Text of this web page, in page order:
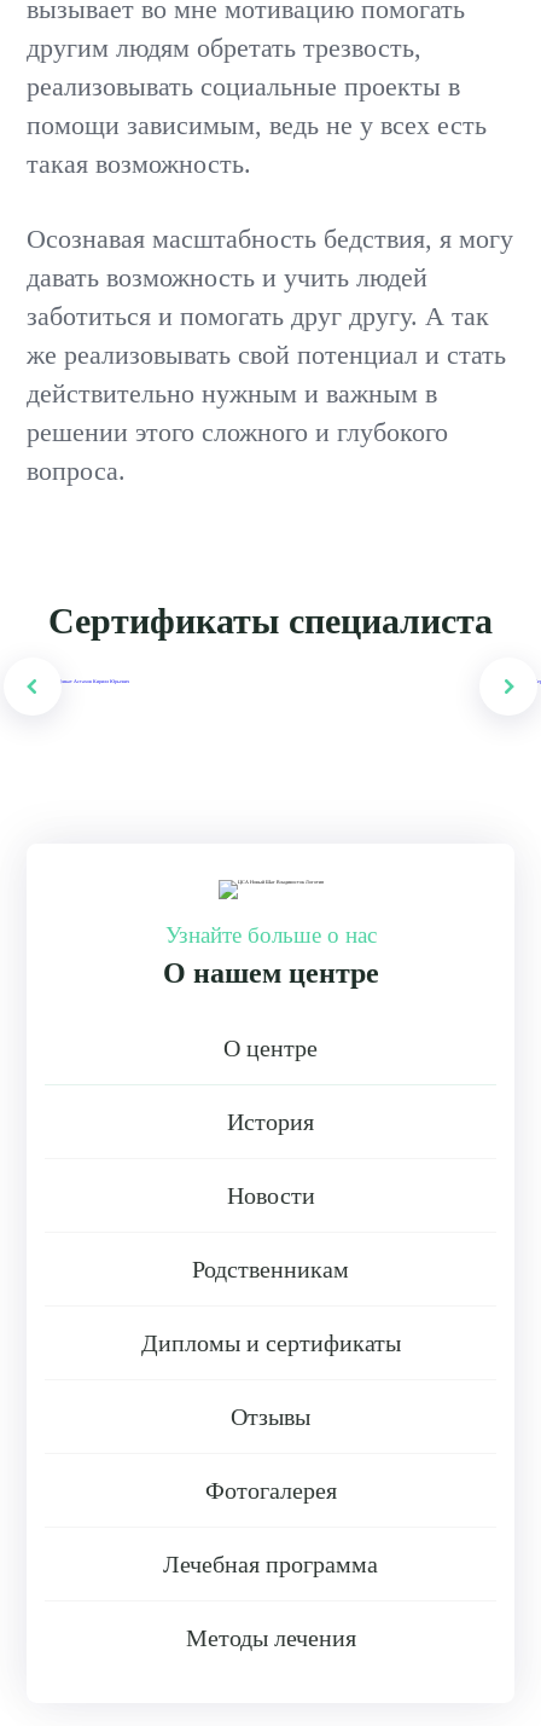
вызывает во мне мотивацию помогать
другим людям обретать трезвость,
реализовывать социальные проекты в
помощи зависимым, ведь не у всех есть
такая возможность.
Осознавая масштабность бедствия, я могу
давать возможность и учить людей
заботиться и помогать друг другу. А так
же реализовывать свой потенциал и стать
действительно нужным и важным в
решении этого сложного и глубокого
вопроса.
Сертификаты специалиста
Узнайте больше о нас
О нашем центре
О центре
История
Новости
Родственникам
Дипломы и сертификаты
Отзывы
Фотогалерея
Лечебная программа
Методы лечения